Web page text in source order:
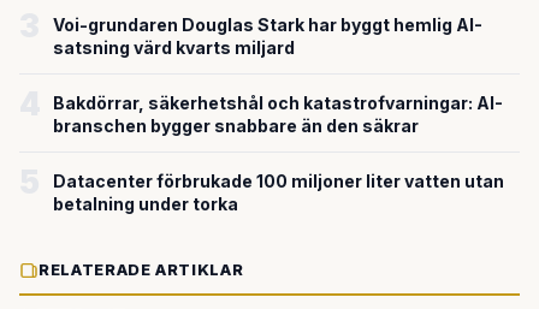
Voi-grundaren Douglas Stark har byggt hemlig AI-
satsning värd kvarts miljard
Bakdörrar, säkerhetshål och katastrofvarningar: AI-
branschen bygger snabbare än den säkrar
Datacenter förbrukade 100 miljoner liter vatten utan
betalning under torka
RELATERADE ARTIKLAR